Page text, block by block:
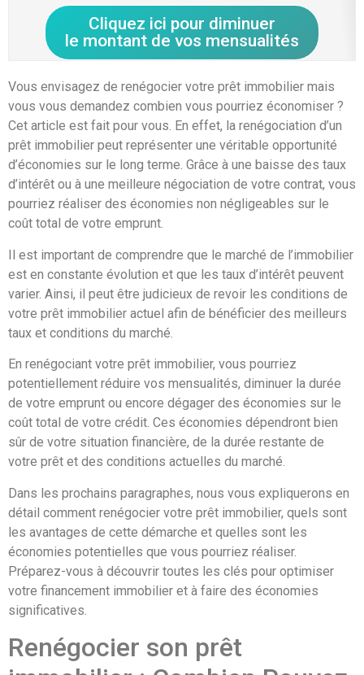
Cliquez ici pour diminuer
le montant de vos mensualités
Vous envisagez de renégocier votre prêt immobilier mais
vous vous demandez combien vous pourriez économiser ?
Cet article est fait pour vous. En effet, la renégociation d’un
prêt immobilier peut représenter une véritable opportunité
d’économies sur le long terme. Grâce à une baisse des taux
d’intérêt ou à une meilleure négociation de votre contrat, vous
pourriez réaliser des économies non négligeables sur le
coût total de votre emprunt.
Il est important de comprendre que le marché de l’immobilier
est en constante évolution et que les taux d’intérêt peuvent
varier. Ainsi, il peut être judicieux de revoir les conditions de
votre prêt immobilier actuel afin de bénéficier des meilleurs
taux et conditions du marché.
En renégociant votre prêt immobilier, vous pourriez
potentiellement réduire vos mensualités, diminuer la durée
de votre emprunt ou encore dégager des économies sur le
coût total de votre crédit. Ces économies dépendront bien
sûr de votre situation financière, de la durée restante de
votre prêt et des conditions actuelles du marché.
Dans les prochains paragraphes, nous vous expliquerons en
détail comment renégocier votre prêt immobilier, quels sont
les avantages de cette démarche et quelles sont les
économies potentielles que vous pourriez réaliser.
Préparez-vous à découvrir toutes les clés pour optimiser
votre financement immobilier et à faire des économies
significatives.
Renégocier son prêt